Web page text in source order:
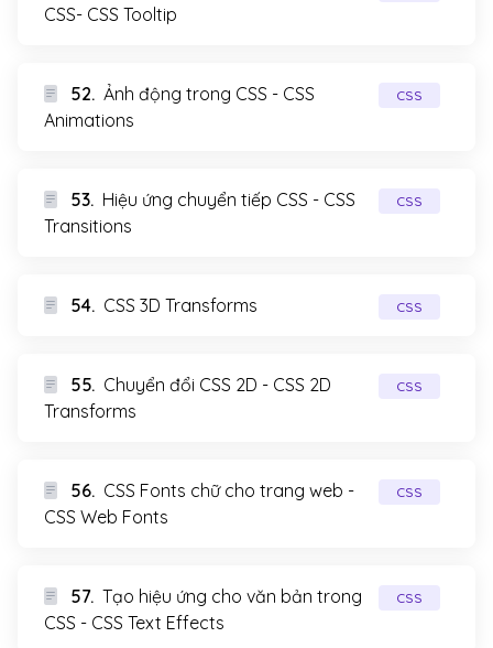
CSS- CSS Tooltip
52. Ảnh động trong CSS - CSS
Animations
CSS
53. Hiệu ứng chuyển tiếp CSS - CSS
Transitions
CSS
54. CSS 3D Transforms CSS
55. Chuyển đổi CSS 2D - CSS 2D
Transforms
CSS
56. CSS Fonts chữ cho trang web -
CSS Web Fonts
CSS
57. Tạo hiệu ứng cho văn bản trong
CSS - CSS Text Effects
CSS